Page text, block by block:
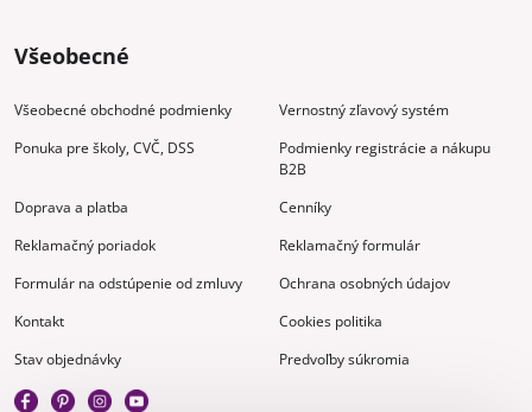
Všeobecné
Všeobecné obchodné podmienky
Vernostný zľavový systém
Ponuka pre školy, CVČ, DSS
Podmienky registrácie a nákupu
B2B
Doprava a platba
Cenníky
Reklamačný poriadok
Reklamačný formulár
Formulár na odstúpenie od zmluvy
Ochrana osobných údajov
Kontakt
Cookies politika
Stav objednávky
Predvoľby súkromia